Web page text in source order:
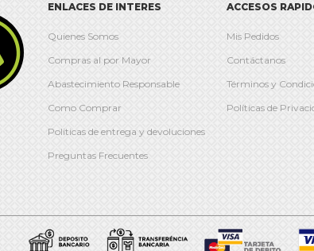
ENLACES DE INTERES
Quienes Somos
Compras al por Mayor
Abastecimiento Responsable
Como Comprar
Politicas de entrega y devoluciones
Preguntas Frecuentes
ACCESOS
Mis Pedidos
Contáctanos
Términos y
Políticas de